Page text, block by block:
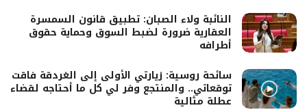
النائبة ولاء الصبان: تطبيق قانون السمسرة
العقارية ضرورة لضبط السوق وحماية حقوق
أطرافه
سائحة روسية: زيارتي الأولى إلى الغردقة فاقت
توقعاتي.. والمنتجع وفر لي كل ما أحتاجه لقضاء
عطلة مثالية